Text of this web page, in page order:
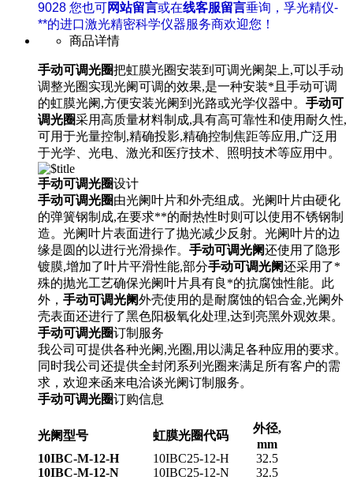
9028 您也可网站留言或在线客服留言垂询，孚光精仪-
**的进口激光精密科学仪器服务商欢迎您！
商品详情
手动可调光圈把虹膜光圈安装到可调光阑架上,可以手动
调整光圈实现光阑可调的效果,是一种安装*且手动可调
的虹膜光阑,方便安装光阑到光路或光学仪器中。 手动可
调光圈采用高质量材料制成,具有高可靠性和使用耐久性,
可用于光量控制,精确投影,精确控制焦距等应用,广泛用
于光学、光电、激光和医疗技术、照明技术等应用中。
手动可调光圈设计
手动可调光圈由光阑叶片和外壳组成。光阑叶片由硬化
的弹簧钢制成,在要求**的耐热性时则可以使用不锈钢制
造。光阑叶片表面进行了抛光减少反射。光阑叶片的边
缘是圆的以进行光滑操作。 手动可调光阑还使用了隐形
镀膜,增加了叶片平滑性能,部分手动可调光阑还采用了*
殊的抛光工艺确保光阑叶片具有良*的抗腐蚀性能。此
外， 手动可调光阑外壳使用的是耐腐蚀的铝合金,光阑外
壳表面还进行了黑色阳极氧化处理,达到亮黑外观效果。
手动可调光圈订制服务
我公司可提供各种光阑,光圈,用以满足各种应用的要求。
同时我公司还提供全封闭系列光圈来满足所有客户的需
求，欢迎来函来电洽谈光阑订制服务。
手动可调光圈订购信息
光阑型号 虹膜光圈代码
外径,
mm
10IBC-M-12-H
10IBC25-12-H
32.5
10IBC-M-12-N
10IBC25-12-N 32.5